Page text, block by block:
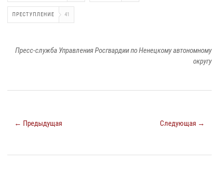
ПРЕСТУПЛЕНИЕ 41
Пресс-служба Управления Росгвардии по Ненецкому автономному
округу
← Предыдущая Следующая →